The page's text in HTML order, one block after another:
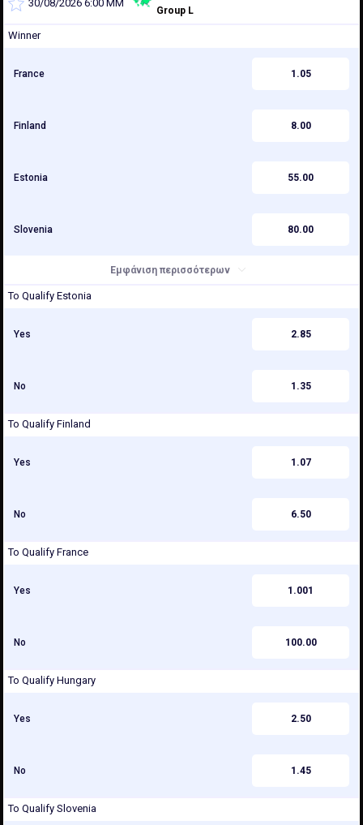
30/08/2026 6:00 ΜΜ
Group L
Winner
France 1.05
Finland 8.00
Estonia 55.00
Slovenia 80.00
Εμφάνιση περισσότερων
To Qualify Estonia
Yes 2.85
No 1.35
To Qualify Finland
Yes 1.07
No 6.50
To Qualify France
Yes 1.001
No 100.00
To Qualify Hungary
Yes 2.50
No 1.45
To Qualify Slovenia